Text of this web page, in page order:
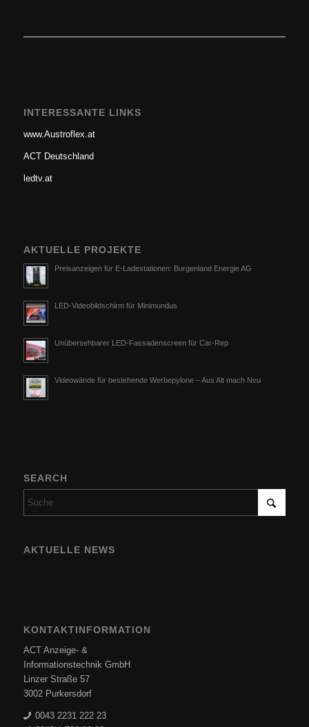
INTERESSANTE LINKS
www.Austroflex.at
ACT Deutschland
ledtv.at
AKTUELLE PROJEKTE
Preisanzeigen für E-Ladestationen: Burgenland Energie AG
LED-Videobildschirm für Minimundus
Unübersehbarer LED-Fassadenscreen für Car-Rep
Videowände für bestehende Werbepylone – Aus Alt mach Neu
SEARCH
AKTUELLE NEWS
KONTAKTINFORMATION
ACT Anzeige- &
Informationstechnik GmbH
Linzer Straße 57
3002 Purkersdorf
0043 2231 222 23